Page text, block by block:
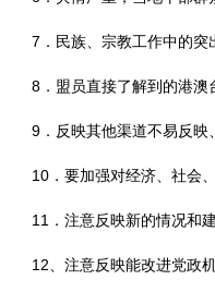
7．民族、宗教工作中的突
8．盟员直接了解到的港澳
9．反映其他渠道不易反映
10．要加强对经济、社会
11．注意反映新的情况和
12、注意反映能改进党政